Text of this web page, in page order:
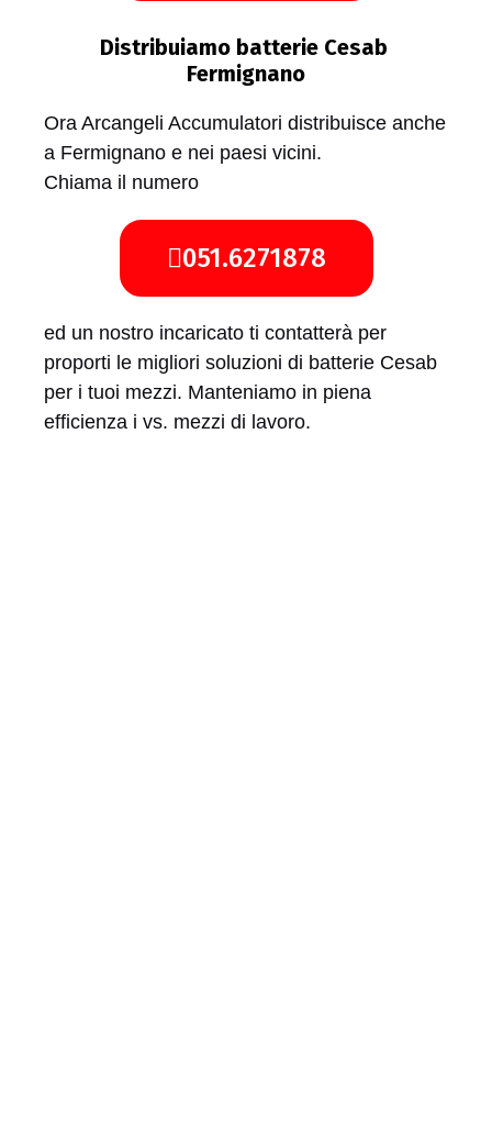
Distribuiamo batterie Cesab
Fermignano
Ora Arcangeli Accumulatori distribuisce anche
a Fermignano e nei paesi vicini.
Chiama il numero
051.6271878
ed un nostro incaricato ti contatterà per
proporti le migliori soluzioni di batterie Cesab
per i tuoi mezzi. Manteniamo in piena
efficienza i vs. mezzi di lavoro.